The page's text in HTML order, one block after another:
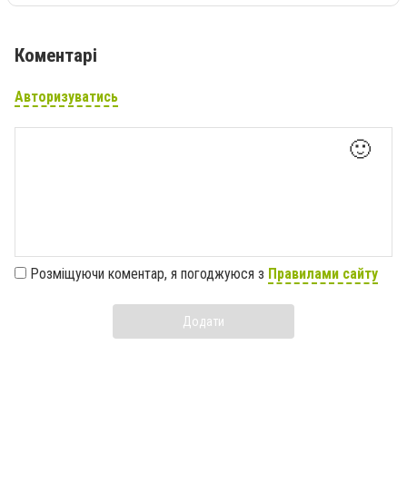
Коментарі
Авторизуватись
🙂
Розміщуючи коментар, я погоджуюся з Правилами сайту
Додати